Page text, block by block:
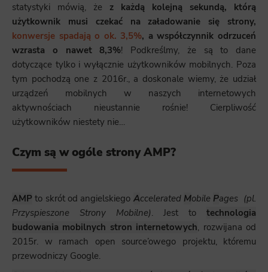
statystyki mówią, że z każdą kolejną sekundą, którą
użytkownik musi czekać na załadowanie się strony,
konwersje spadają o ok. 3,5%, a współczynnik odrzuceń
wzrasta o nawet 8,3%! Podkreślmy, że są to dane
dotyczące tylko i wyłącznie użytkowników mobilnych. Poza
tym pochodzą one z 2016r., a doskonale wiemy, że udział
urządzeń mobilnych w naszych internetowych
aktywnościach nieustannie rośnie! Cierpliwość
użytkowników niestety nie…
Czym są w ogóle strony AMP?
AMP to skrót od angielskiego Accelerated Mobile Pages (pl.
Przyspieszone Strony Mobilne). Jest to technologia
budowania mobilnych stron internetowych, rozwijana od
2015r. w ramach open source’owego projektu, któremu
przewodniczy Google.